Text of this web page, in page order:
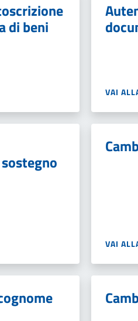
di beni
VAI
VAI